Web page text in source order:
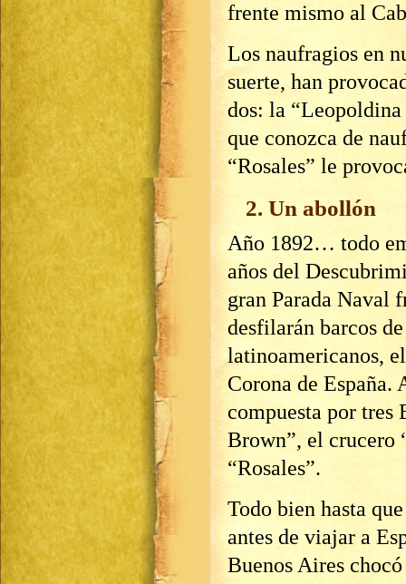
frente mismo al
Los naufragios en
suerte, han
dos: la
que conozca de
“Rosales” le
2. Un abollón
Año 1892… todo
años del
gran Parada Naval
desfilarán barcos
latinoamericanos,
Corona de España.
compuesta por tres
Brown”, el crucero
“Rosales”.
Todo bien hasta
antes de viajar a
Buenos Aires